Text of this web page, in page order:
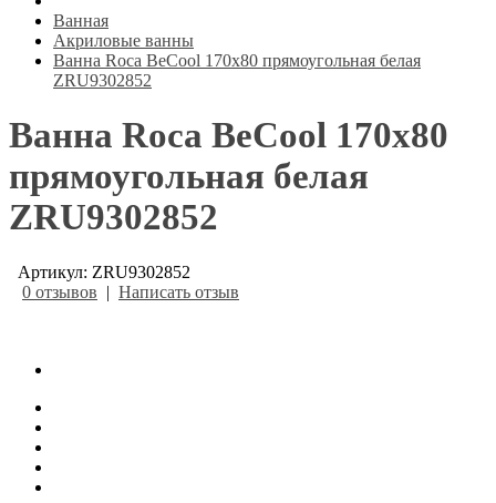
Ванная
Акриловые ванны
Ванна Roca BeCool 170x80 прямоугольная белая
ZRU9302852
Ванна Roca BeCool 170x80
прямоугольная белая
ZRU9302852
Артикул: ZRU9302852
0 отзывов | Написать отзыв